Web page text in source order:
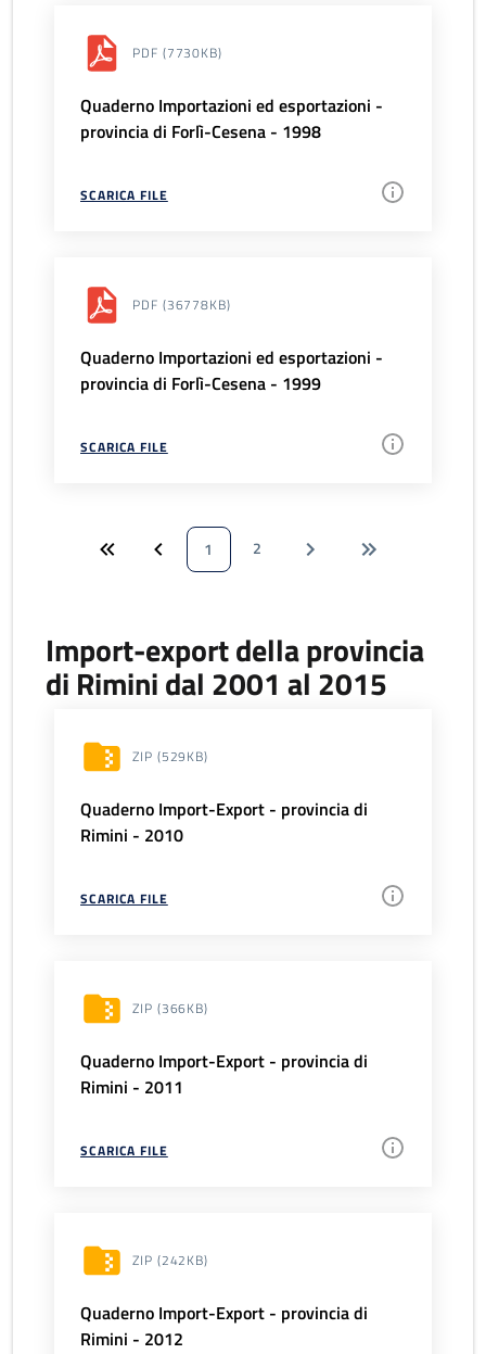
PDF (7730KB)
Quaderno Importazioni ed esportazioni -
provincia di Forlì-Cesena - 1998
SCARICA FILE
PDF (36778KB)
Quaderno Importazioni ed esportazioni -
provincia di Forlì-Cesena - 1999
SCARICA FILE
1 2
Import-export della provincia
di Rimini dal 2001 al 2015
ZIP (529KB)
Quaderno Import-Export - provincia di
Rimini - 2010
SCARICA FILE
ZIP (366KB)
Quaderno Import-Export - provincia di
Rimini - 2011
SCARICA FILE
ZIP (242KB)
Quaderno Import-Export - provincia di
Rimini - 2012